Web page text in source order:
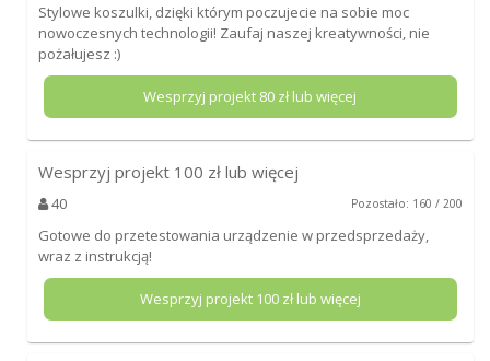
Stylowe koszulki, dzięki którym poczujecie na sobie moc
nowoczesnych technologii! Zaufaj naszej kreatywności, nie
pożałujesz :)
Wesprzyj projekt 80 zł lub więcej
Wesprzyj projekt 100 zł lub więcej
40 Pozostało: 160 / 200
Gotowe do przetestowania urządzenie w przedsprzedaży,
wraz z instrukcją!
Wesprzyj projekt 100zł lub więcej